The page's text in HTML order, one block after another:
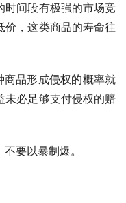
时间段有极强的市场竞
价，这类商品的寿命往
商品形成侵权的概率就
未必足够支付侵权的赔
要以暴制爆。